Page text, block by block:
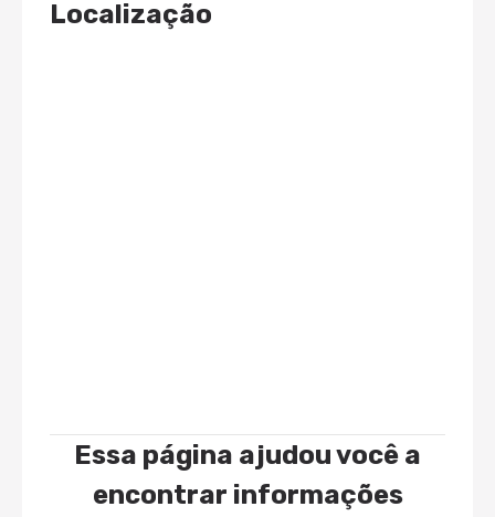
Localização
Essa página ajudou você a
encontrar informações